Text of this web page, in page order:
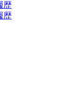
歴
歴